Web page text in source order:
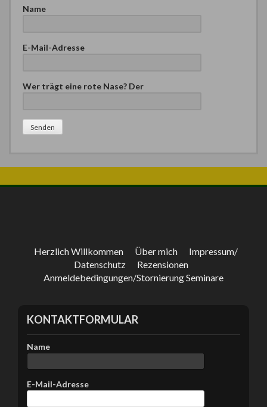
Name
E-Mail-Adresse
Bitte lasse dieses Feld leer.
Wer trägt eine rote Nase? Der
Herzlich Willkommen Über mich
Impressum/
Datenschutz
Rezensionen
Anmeldebedingungen/Stornierung Seminare
KONTAKTFORMULAR
Name
E-Mail-Adresse